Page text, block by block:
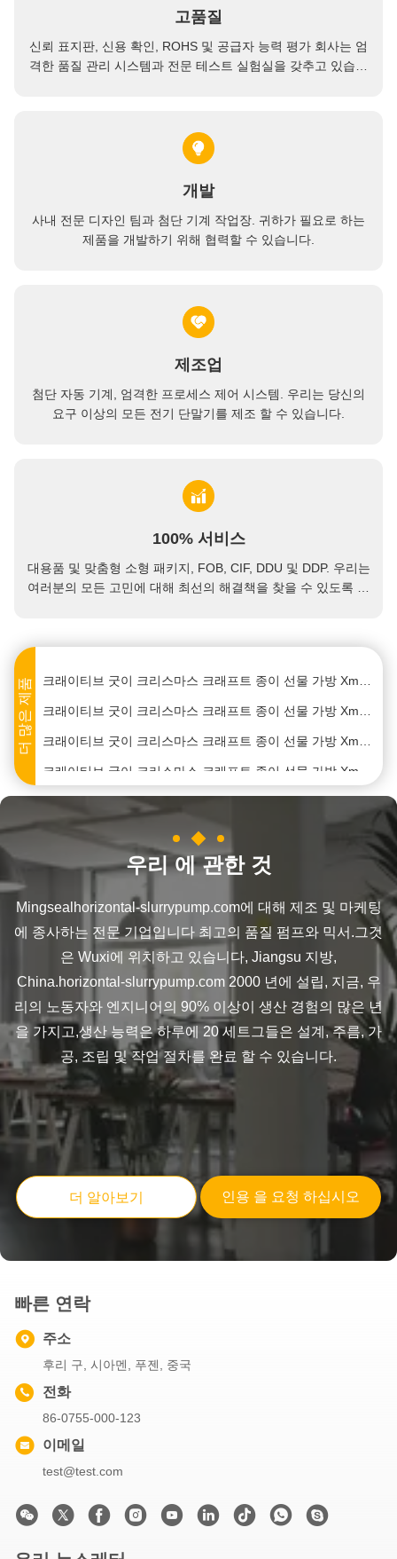
고품질
신뢰 표지판, 신용 확인, ROHS 및 공급자 능력 평가 회사는 엄
격한 품질 관리 시스템과 전문 테스트 실험실을 갖추고 있습니
개발
사내 전문 디자인 팀과 첨단 기계 작업장. 귀하가 필요로 하는
제품을 개발하기 위해 협력할 수 있습니다.
제조업
첨단 자동 기계, 엄격한 프로세스 제어 시스템. 우리는 당신의
요구 이상의 모든 전기 단말기를 제조 할 수 있습니다.
100% 서비스
대용품 및 맞춤형 소형 패키지, FOB, CIF, DDU 및 DDP. 우리는
여러분의 모든 고민에 대해 최선의 해결책을 찾을 수 있도록 도
더 많은 제품
크래이티브 굿이 크리스마스 크래프트 종이 선물 가방 Xmas 장식 파티에 자신의 로고와
크래이티브 굿이 크리스마스 크래프트 종이 선물 가방 Xmas 장식 파티에 자신의 로고와
크래이티브 굿이 크리스마스 크래프트 종이 선물 가방 Xmas 장식 파티에 자신의 로고와
크래이티브 굿이 크리스마스 크래프트 종이 선물 가방 Xmas 장식 파티에 자신의 로고와
크래이티브 굿이 크리스마스 크래프트 종이 선물 가방 Xmas 장식 파티에 자신의 로고와
크래이티브 굿이 크리스마스 크래프트 종이 선물 가방 Xmas 장식 파티에 자신의 로고와
크래이티브 굿이 크리스마스 크래프트 종이 선물 가방 Xmas 장식 파티에 자신의 로고와
크래이티브 굿이 크리스마스 크래프트 종이 선물 가방 Xmas 장식 파티에 자신의 로고와
크래이티브 굿이 크리스마스 크래프트 종이 선물 가방 Xmas 장식 파티에 자신의 로고와
크래이티브 굿이 크리스마스 크래프트 종이 선물 가방 Xmas 장식 파티에 자신의 로고와
우리 에 관한 것
Mingsealhorizontal-slurrypump.com에 대해 제조 및 마케팅
에 종사하는 전문 기업입니다 최고의 품질 펌프와 믹서.그것
은 Wuxi에 위치하고 있습니다, Jiangsu 지방,
China.horizontal-slurrypump.com 2000 년에 설립, 지금, 우
리의 노동자와 엔지니어의 90% 이상이 생산 경험의 많은 년
을 가지고,생산 능력은 하루에 20 세트그들은 설계, 주름, 가
공, 조립 및 작업 절차를 완료 할 수 있습니다.
더 알아보기 인용 을 요청 하십시오
빠른 연락
주소
후리 구, 시아멘, 푸젠, 중국
전화
86-0755-000-123
이메일
test@test.com